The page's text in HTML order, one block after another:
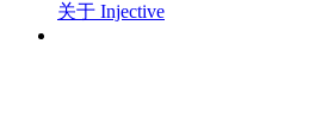
关于 Injective